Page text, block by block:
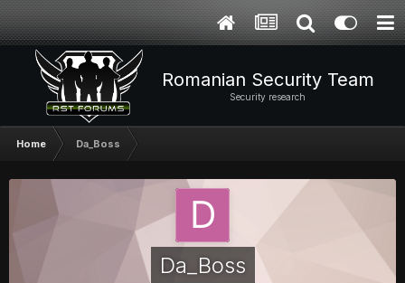
Romanian Security Team
Security research
Home Da_Boss
Da_Boss